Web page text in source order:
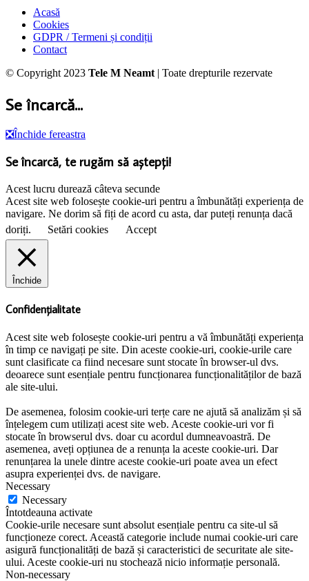
Acasă
Cookies
GDPR / Termeni și condiții
Contact
© Copyright 2023 Tele M Neamt | Toate drepturile rezervate
Se încarcă...
❎Închide fereastra
Se încarcă, te rugăm să aștepți!
Acest lucru durează câteva secunde
Acest site web folosește cookie-uri pentru a îmbunătăți experiența de
navigare. Ne dorim să fiți de acord cu asta, dar puteți renunța dacă
doriți.
Setări cookies Accept
Închide
Confidențialitate
Acest site web folosește cookie-uri pentru a vă îmbunătăți experiența
în timp ce navigați pe site. Din aceste cookie-uri, cookie-urile care
sunt clasificate ca fiind necesare sunt stocate în browser-ul dvs.
deoarece sunt esențiale pentru funcționarea funcționalităților de bază
ale site-ului.
De asemenea, folosim cookie-uri terțe care ne ajută să analizăm și să
înțelegem cum utilizați acest site web. Aceste cookie-uri vor fi
stocate în browserul dvs. doar cu acordul dumneavoastră. De
asemenea, aveți opțiunea de a renunța la aceste cookie-uri. Dar
renunțarea la unele dintre aceste cookie-uri poate avea un efect
asupra experienței dvs. de navigare.
Necessary
Necessary
Întotdeauna activate
Cookie-urile necesare sunt absolut esențiale pentru ca site-ul să
funcționeze corect. Această categorie include numai cookie-uri care
asigură funcționalități de bază și caracteristici de securitate ale site-
ului. Aceste cookie-uri nu stochează nicio informație personală.
Non-necessary